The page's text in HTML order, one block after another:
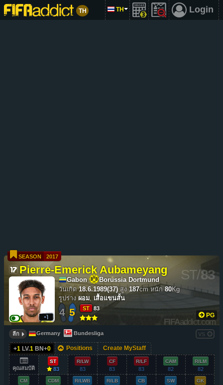
TH TH Login
Pierre-Emerick Aubameyang
SEASON 2017
Gabon
Borussia Dortmund
วันเกิด 18.6.1989(37) สูง 187cm หนัก 80Kg
รูปร่าง ผอม, เสื้อแขนสั้น
4 5 ST 83
PG
FIFAaddict.com
ST/83
ลีก Germany Bundesliga VS
+1 LV.1 BN+0 Positions Create MyStaff
คุณสมบัติ
ST
83
R/LW
83
CF
83
R/LF
83
CAM
82
R/LM
82
CM CDM R/LWB R/LB CB SW GK